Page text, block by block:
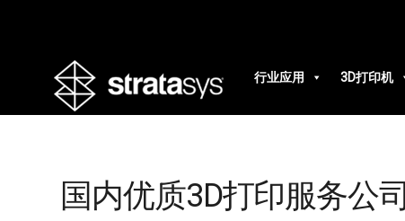
行业应用
3D打印机
国内优质3D打印服务公司